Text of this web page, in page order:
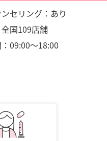
セリング：あり
全国109店舗
：09:00〜18:00